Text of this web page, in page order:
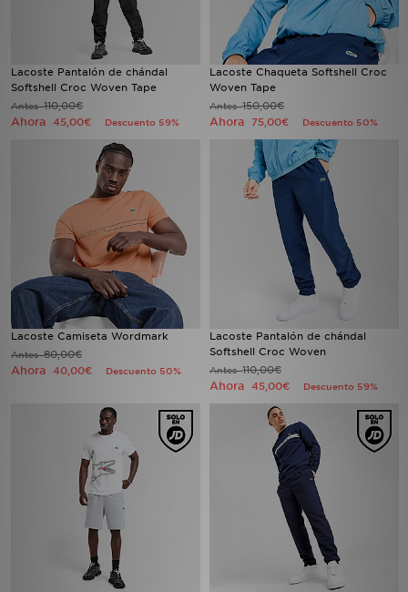
Lacoste Pantalón de chándal
Softshell Croc Woven Tape
Antes110,00€
Ahora 45,00€ Descuento 59%
Lacoste Chaqueta Softshell Croc
Woven Tape
Antes150,00€
Ahora 75,00€ Descuento 50%
Lacoste Camiseta Wordmark
Antes80,00€
Ahora 40,00€ Descuento 50%
Lacoste Pantalón de chándal
Softshell Croc Woven
Antes110,00€
Ahora 45,00€ Descuento 59%